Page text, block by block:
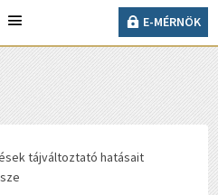
27° C
Ma 2026. augusztus 06., csütörtök, Berta és
Bettina napja van.
E-MÉRNÖK
E-MÉRNÖK
tájváltoztató hatásait